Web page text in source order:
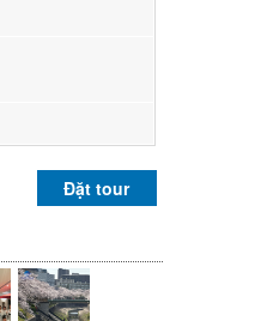
Đặt tour